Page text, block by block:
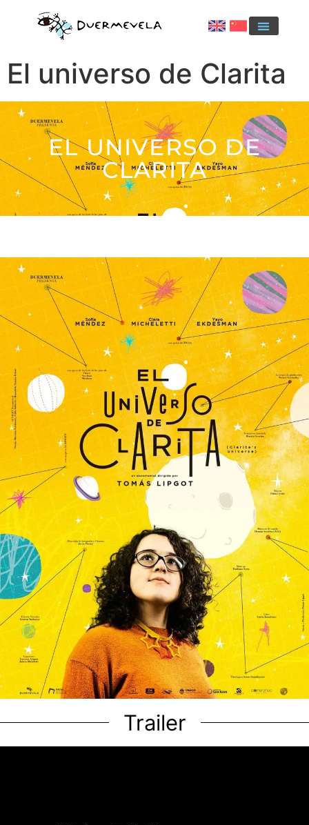
El universo de Clarita
EL UNIVERSO DE
CLARITA
Trailer